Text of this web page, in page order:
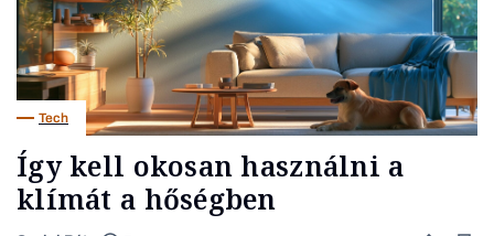
Tech
Így kell okosan használni a
klímát a hőségben